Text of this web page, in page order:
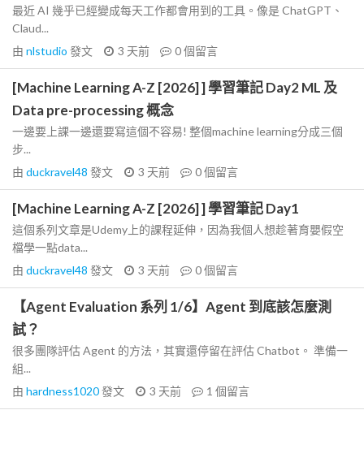
最近 AI 幾乎已經變成每天工作都會用到的工具。像是 ChatGPT、
Claud...
由 nlstudio 發文 3 天前 0個留言
[Machine Learning A-Z [2026] ] 學習筆記 Day2 ML 及
Data pre-processing 概念
一邊要上課一邊還要寫這個不容易! 整個machine learning分成三個
步...
由 duckravel48 發文 3 天前 0個留言
[Machine Learning A-Z [2026] ] 學習筆記 Day1
這個系列文章是Udemy上的課程延伸，因為我個人想趁著育嬰假空
檔學一點data...
由 duckravel48 發文 3 天前 0個留言
【Agent Evaluation 系列 1/6】Agent 到底該怎麼測
試？
很多團隊評估 Agent 的方法，其實還停留在評估 Chatbot。 準備一
組...
由 hardness1020發文 3 天前 1 個留言